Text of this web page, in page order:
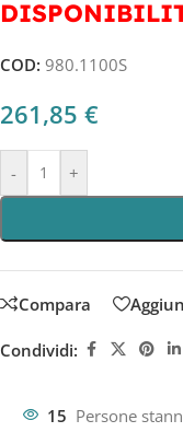
COD: 980.1100S
261,85 €
- +
Compara
Condividi:
15 Persone